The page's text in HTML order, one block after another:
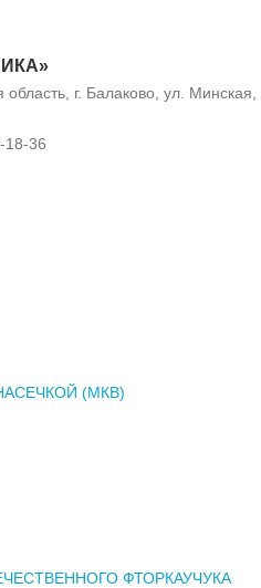
область, г. Балаково, ул. Минская,
18-36
(МКВ)
ФТОРКАУЧУКА